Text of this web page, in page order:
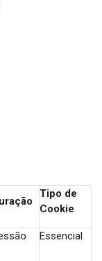
Tipo de
Cookie
Essencial